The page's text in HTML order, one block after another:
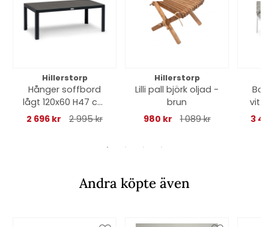
Hillerstorp
Hånger soffbord
lågt 120x60 H47 cm
- svart
2 696 kr 2 995 kr
Hillerstorp
Lilli pall björk oljad -
brun
980 kr
1 089 kr
vit/
3
Andra köpte även